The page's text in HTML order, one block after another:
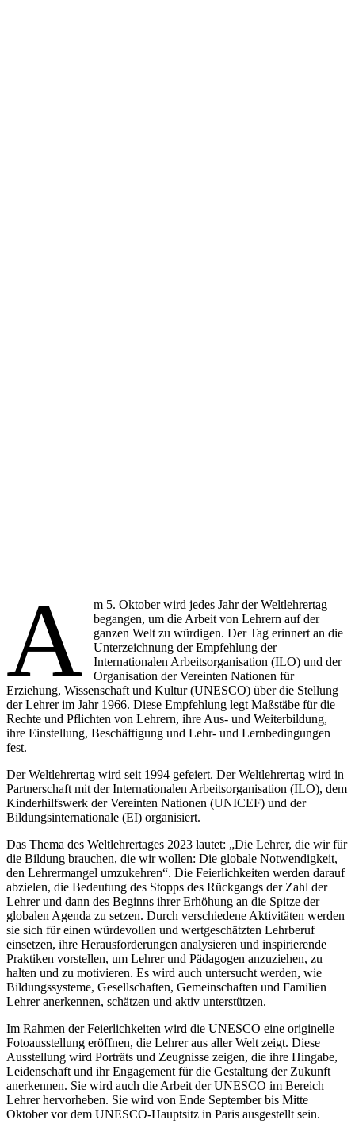
A
m 5. Oktober wird jedes Jahr der Weltlehrertag
begangen, um die Arbeit von Lehrern auf der
ganzen Welt zu würdigen. Der Tag erinnert an die
Unterzeichnung der Empfehlung der
Internationalen Arbeitsorganisation (ILO) und der
Organisation der Vereinten Nationen für
Erziehung, Wissenschaft und Kultur (UNESCO) über die Stellung
der Lehrer im Jahr 1966. Diese Empfehlung legt Maßstäbe für die
Rechte und Pflichten von Lehrern, ihre Aus- und Weiterbildung,
ihre Einstellung, Beschäftigung und Lehr- und Lernbedingungen
fest.
Der Weltlehrertag wird seit 1994 gefeiert. Der Weltlehrertag wird in
Partnerschaft mit der Internationalen Arbeitsorganisation (ILO), dem
Kinderhilfswerk der Vereinten Nationen (UNICEF) und der
Bildungsinternationale (EI) organisiert.
Das Thema des Weltlehrertages 2023 lautet: „Die Lehrer, die wir für
die Bildung brauchen, die wir wollen: Die globale Notwendigkeit,
den Lehrermangel umzukehren“. Die Feierlichkeiten werden darauf
abzielen, die Bedeutung des Stopps des Rückgangs der Zahl der
Lehrer und dann des Beginns ihrer Erhöhung an die Spitze der
globalen Agenda zu setzen. Durch verschiedene Aktivitäten werden
sie sich für einen würdevollen und wertgeschätzten Lehrberuf
einsetzen, ihre Herausforderungen analysieren und inspirierende
Praktiken vorstellen, um Lehrer und Pädagogen anzuziehen, zu
halten und zu motivieren. Es wird auch untersucht werden, wie
Bildungssysteme, Gesellschaften, Gemeinschaften und Familien
Lehrer anerkennen, schätzen und aktiv unterstützen.
Im Rahmen der Feierlichkeiten wird die UNESCO eine originelle
Fotoausstellung eröffnen, die Lehrer aus aller Welt zeigt. Diese
Ausstellung wird Porträts und Zeugnisse zeigen, die ihre Hingabe,
Leidenschaft und ihr Engagement für die Gestaltung der Zukunft
anerkennen. Sie wird auch die Arbeit der UNESCO im Bereich
Lehrer hervorheben. Sie wird von Ende September bis Mitte
Oktober vor dem UNESCO-Hauptsitz in Paris ausgestellt sein.